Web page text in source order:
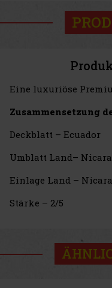
Eine luxuriöse
Zusammensetzung
Deckblatt – Ecuador
Umblatt Land–
Einlage Land –
Stärke – 2/5